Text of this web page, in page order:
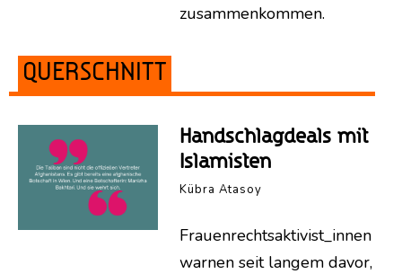
zusammenkommen.
QUERSCHNITT
Handschlagdeals mit
Islamisten
Kübra Atasoy
Frauenrechtsaktivist_innen
warnen seit langem davor,